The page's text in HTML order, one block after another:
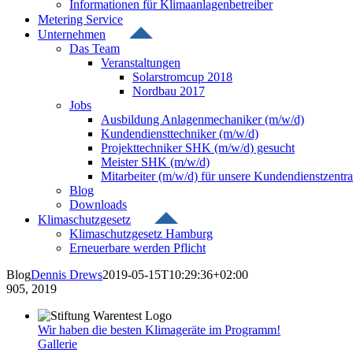
Informationen für Klimaanlagenbetreiber
Metering Service
Unternehmen
Das Team
Veranstaltungen
Solarstromcup 2018
Nordbau 2017
Jobs
Ausbildung Anlagenmechaniker (m/w/d)
Kundendiensttechniker (m/w/d)
Projekttechniker SHK (m/w/d) gesucht
Meister SHK (m/w/d)
Mitarbeiter (m/w/d) für unsere
Blog
Downloads
Klimaschutzgesetz
Klimaschutzgesetz Hamburg
Erneuerbare werden Pflicht
BlogDennis Drews2019-05-15T10:29:36+02:00
905, 2019
Wir haben die besten Klimageräte im Programm!
Gallerie